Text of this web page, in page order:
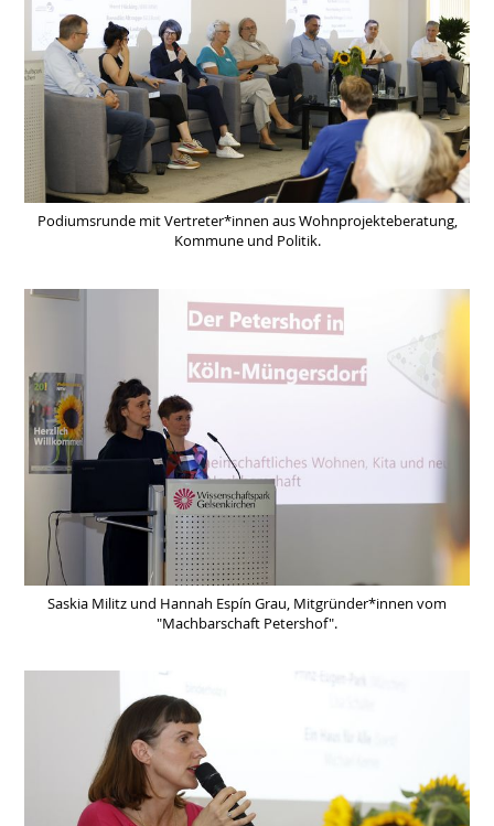
Podiumsrunde mit Vertreter*innen aus Wohnprojekteberatung,
Kommune und Politik.
Saskia Militz und Hannah Espín Grau, Mitgründer*innen vom
"Machbarschaft Petershof".